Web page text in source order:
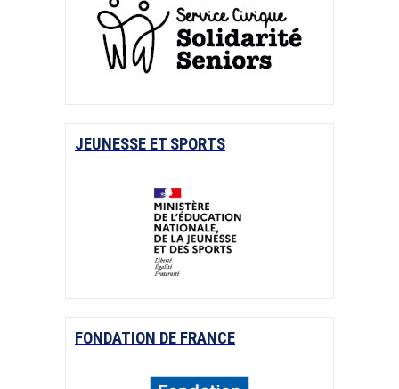
JEUNESSE ET SPORTS
FONDATION DE FRANCE